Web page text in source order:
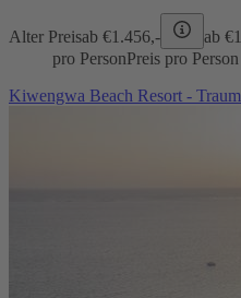
Alter Preisab €1.456,- ab €
pro PersonPreis pro Person
Kiwengwa Beach Resort -